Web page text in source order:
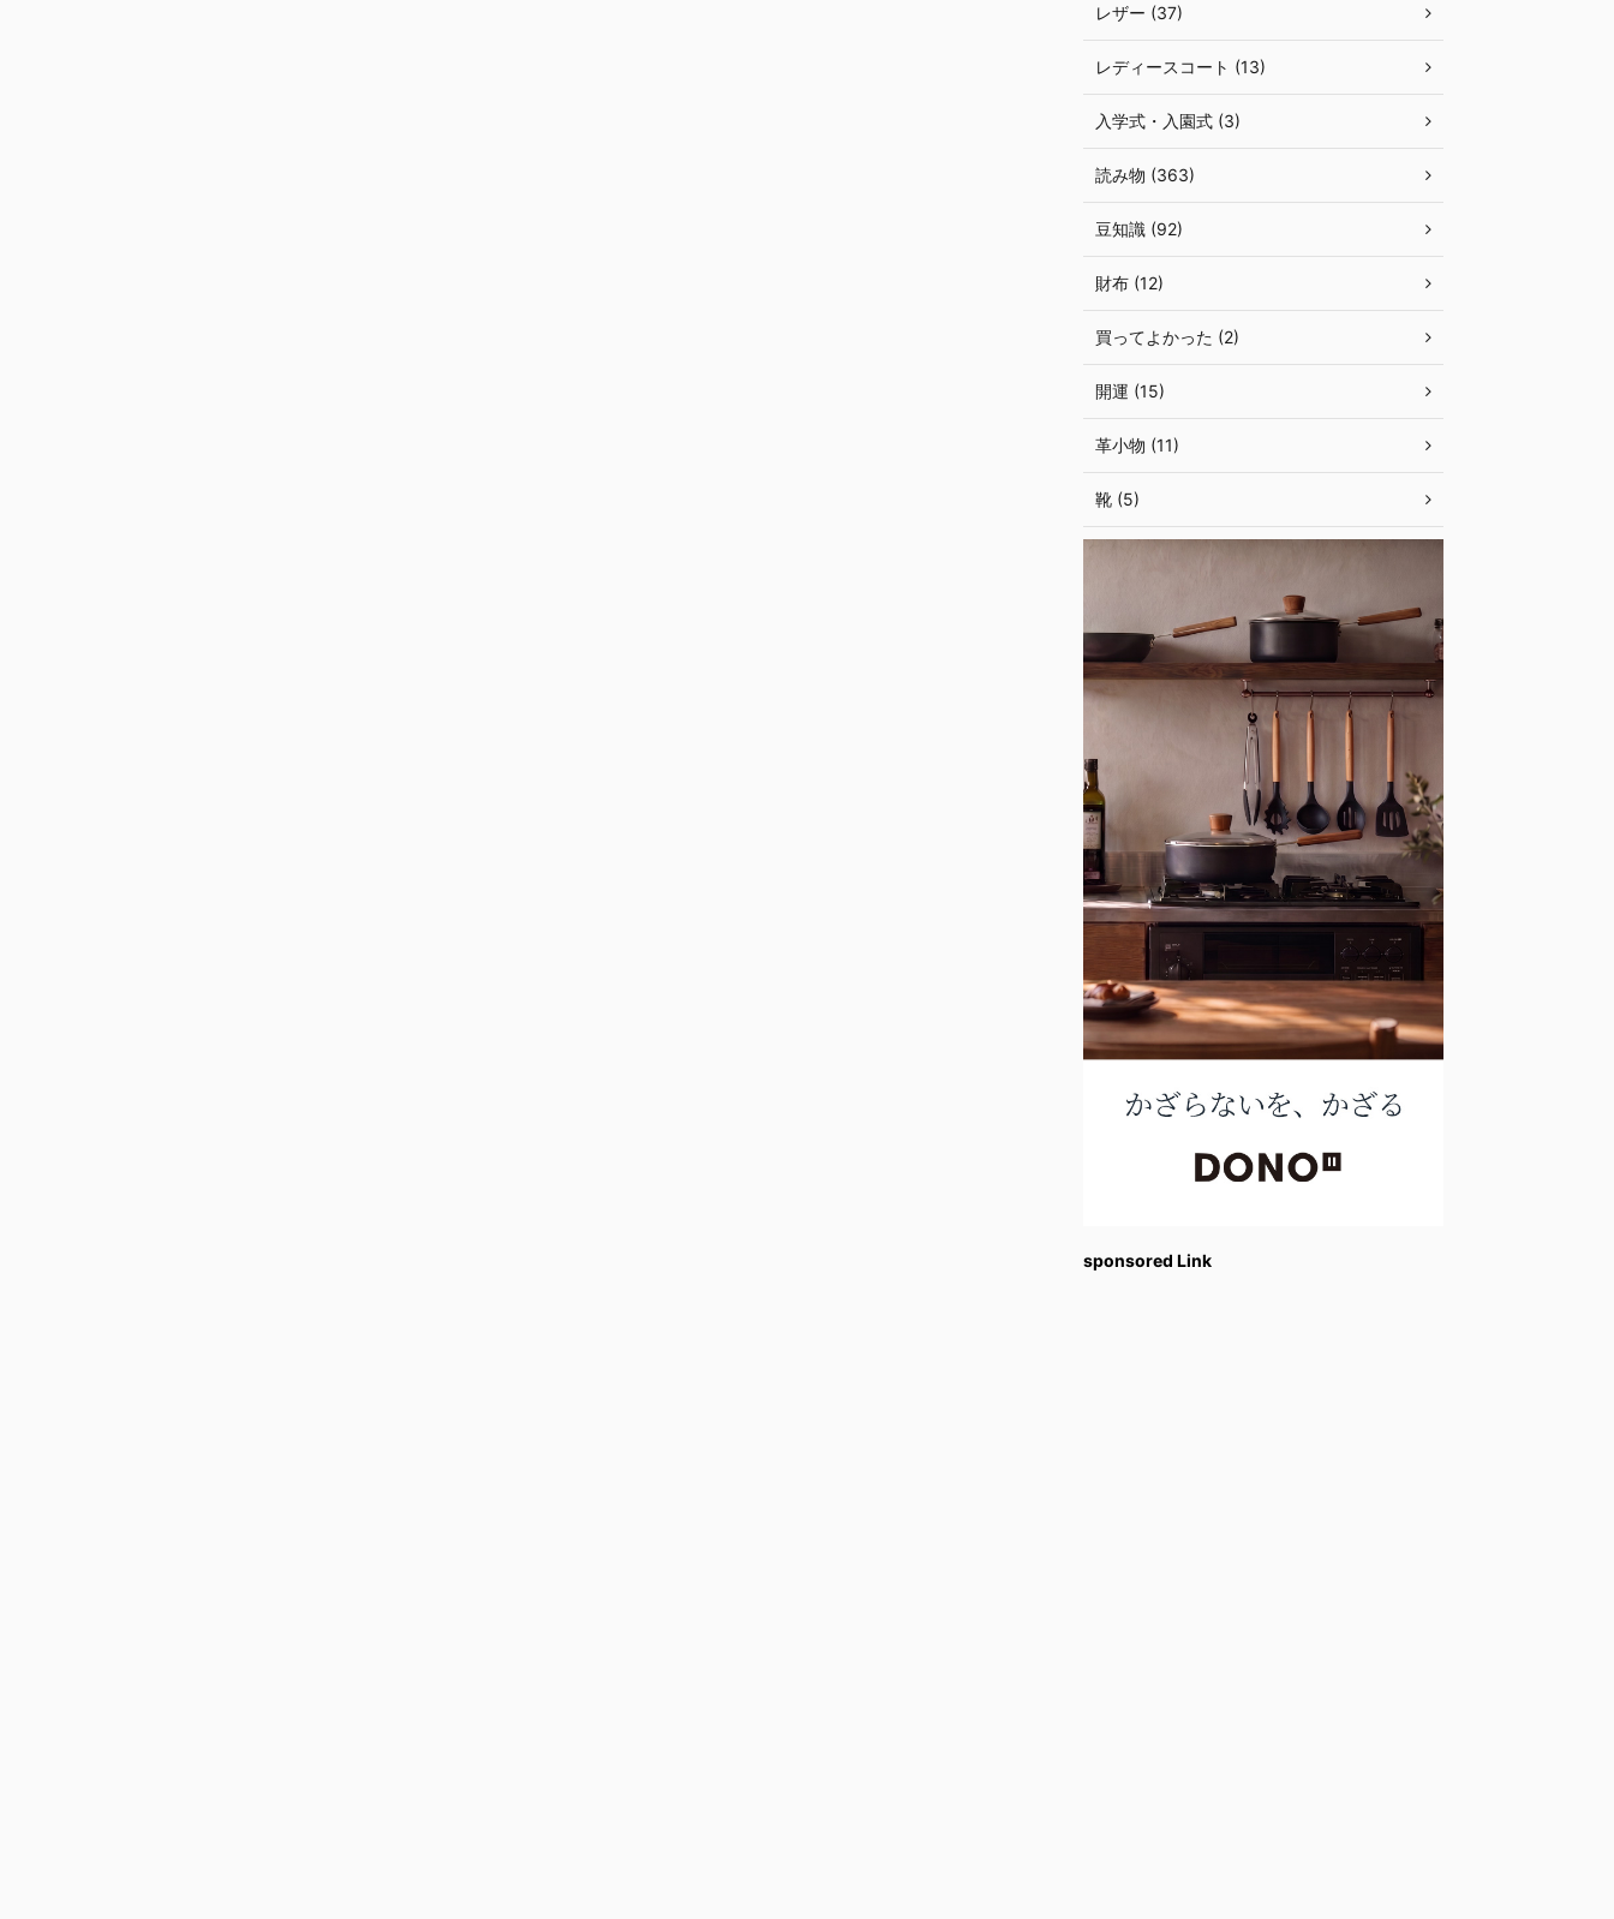
レザー (37)
レディースコート (13)
入学式・入園式 (3)
読み物 (363)
豆知識 (92)
財布 (12)
買ってよかった (2)
開運 (15)
革小物 (11)
靴 (5)
sponsored Link